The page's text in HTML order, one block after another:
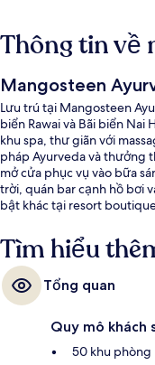
Thông tin về
Mangosteen
Lưu trú tại Mangosteen
biển Rawai và Bãi biển Nai
khu spa, thư giãn với
pháp Ayurveda và thưởng
mở cửa phục vụ vào bữa
trời, quán bar cạnh hồ bơi
bật khác tại resort
Tìm hiểu
Tổng quan
Quy mô khách
50 khu phòng